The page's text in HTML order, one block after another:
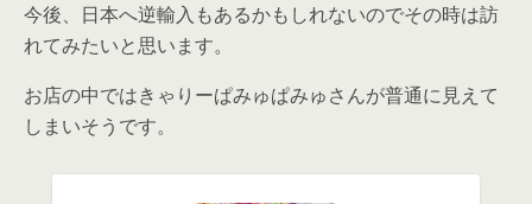
今後、日本へ逆輸入もあるかもしれないのでその時は訪
れてみたいと思います。
お店の中ではきゃりーぱみゅぱみゅさんが普通に見えて
しまいそうです。